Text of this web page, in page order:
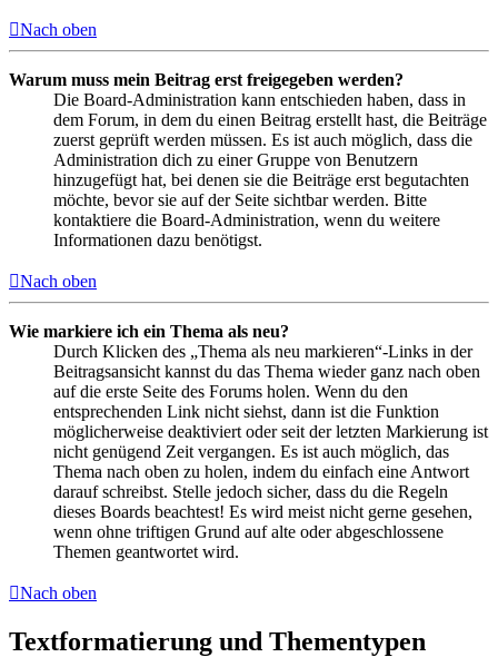
Nach oben
Warum muss mein Beitrag erst freigegeben werden?
Die Board-Administration kann entschieden haben, dass in
dem Forum, in dem du einen Beitrag erstellt hast, die Beiträge
zuerst geprüft werden müssen. Es ist auch möglich, dass die
Administration dich zu einer Gruppe von Benutzern
hinzugefügt hat, bei denen sie die Beiträge erst begutachten
möchte, bevor sie auf der Seite sichtbar werden. Bitte
kontaktiere die Board-Administration, wenn du weitere
Informationen dazu benötigst.
Nach oben
Wie markiere ich ein Thema als neu?
Durch Klicken des „Thema als neu markieren“-Links in der
Beitragsansicht kannst du das Thema wieder ganz nach oben
auf die erste Seite des Forums holen. Wenn du den
entsprechenden Link nicht siehst, dann ist die Funktion
möglicherweise deaktiviert oder seit der letzten Markierung ist
nicht genügend Zeit vergangen. Es ist auch möglich, das
Thema nach oben zu holen, indem du einfach eine Antwort
darauf schreibst. Stelle jedoch sicher, dass du die Regeln
dieses Boards beachtest! Es wird meist nicht gerne gesehen,
wenn ohne triftigen Grund auf alte oder abgeschlossene
Themen geantwortet wird.
Nach oben
Textformatierung und Thementypen